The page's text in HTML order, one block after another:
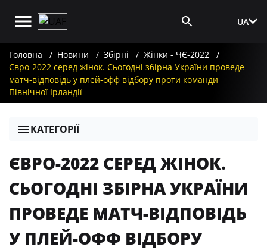
UA
Головна Новини Збірні
Жінки - ЧЄ-2022
Євро-2022 серед жінок. Сьогодні збірна України проведе
матч-відповідь у плей-офф відбору проти команди
Північної Ірландії
КАТЕГОРІЇ
ЄВРО-2022 СЕРЕД ЖІНОК.
СЬОГОДНІ ЗБІРНА УКРАЇНИ
ПРОВЕДЕ МАТЧ-ВІДПОВІДЬ
У ПЛЕЙ-ОФФ ВІДБОРУ